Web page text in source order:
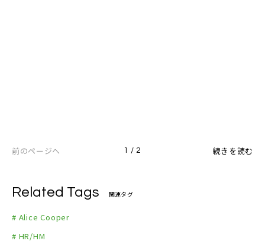
前のページへ 1 / 2 続きを読む
Related Tags 関連タグ
# Alice Cooper
# HR/HM